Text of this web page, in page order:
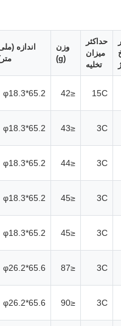
حداکثر
میزان
تخلیه
وزن
اندازه (ملی
متر)
15C
φ18.3*65.2
3C
φ18.3*65.2
3C
φ18.3*65.2
3C
φ18.3*65.2
3C
φ18.3*65.2
3C
φ26.2*65.6
3C
φ26.2*65.6